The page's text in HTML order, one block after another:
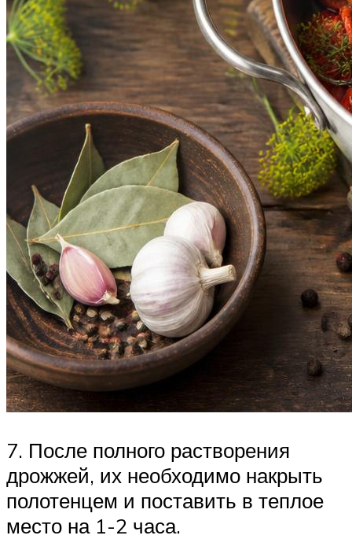
7. После полного растворения
дрожжей, их необходимо накрыть
полотенцем и поставить в теплое
место на 1-2 часа.